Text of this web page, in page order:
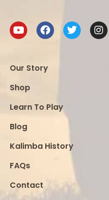
Our Story
Shop
Learn To Play
Blog
Kalimba History
FAQs
Contact